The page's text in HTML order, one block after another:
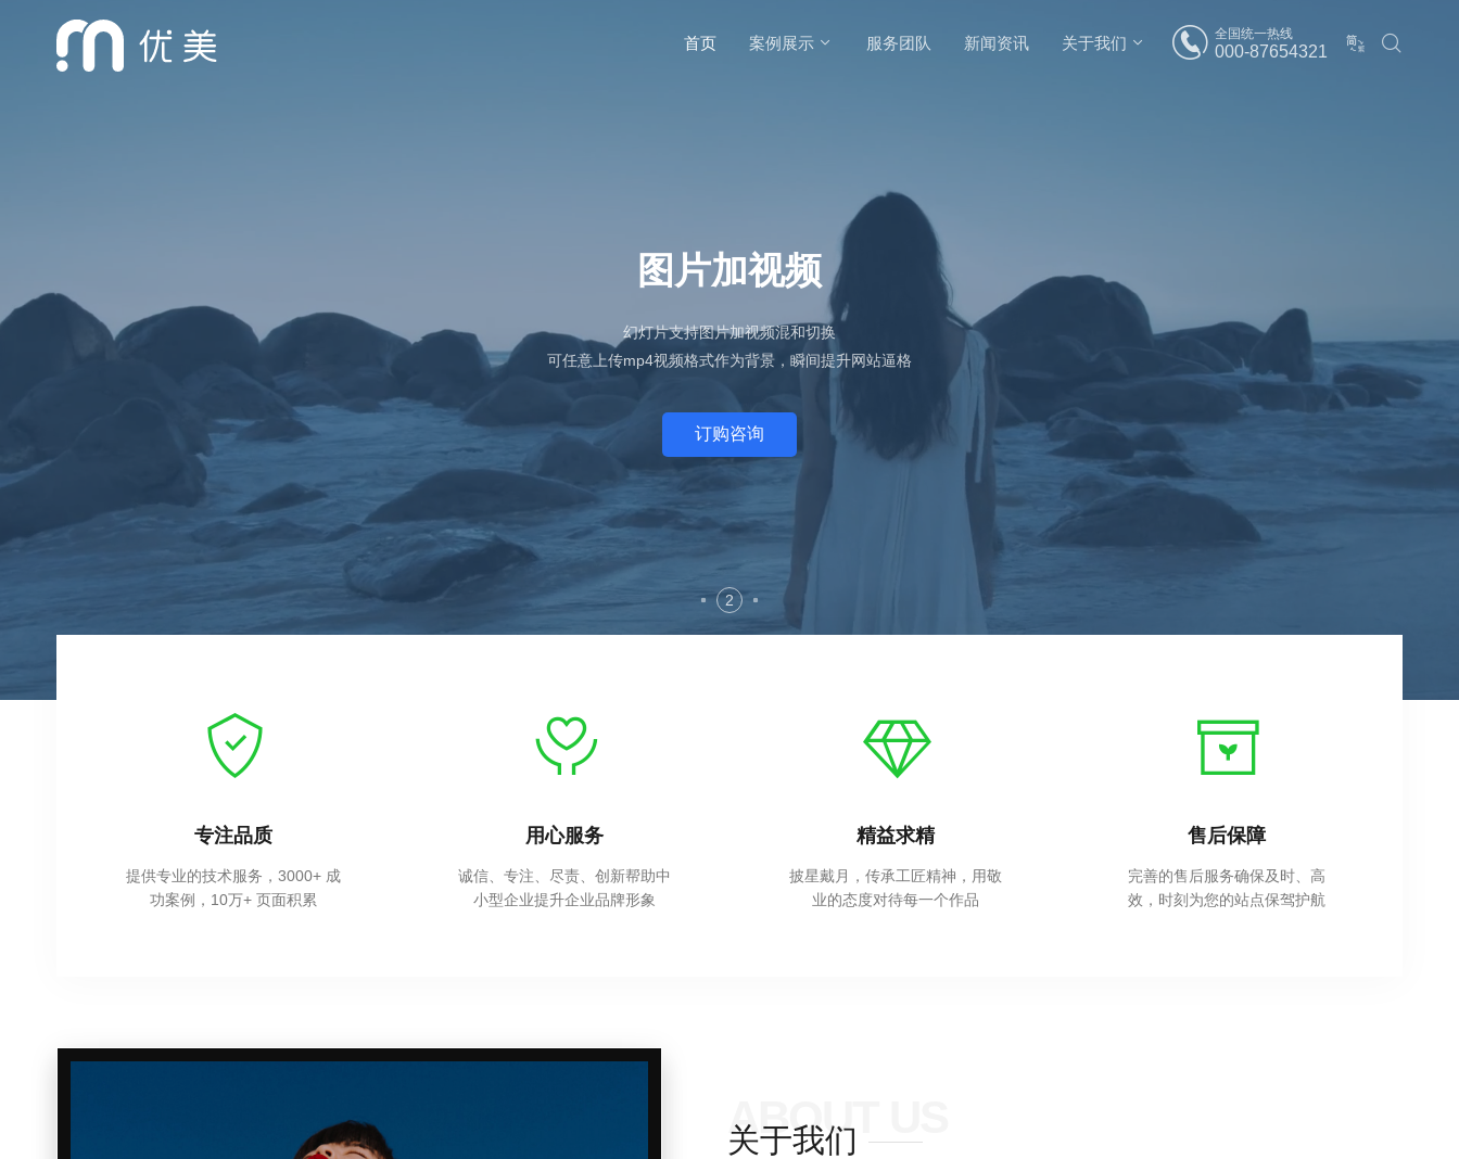
首页 案例展示 服务团队 新闻资讯 关于我们
全国统一热线
000-87654321
图片加视频
幻灯片支持图片加视频混和切换
可任意上传mp4视频格式作为背景，瞬间提升网站逼格
订购咨询
2
用心服务
诚信、专注、尽责、创新帮助中
小型企业提升企业品牌形象
精益求精
披星戴月，传承工匠精神，用敬
业的态度对待每一个作品
售后保障
完善的售后服务确保及时、高
效，时刻为您的站点保驾护航
专注品质
提供专业的技术服务，3000+ 成
功案例，10万+ 页面积累
关于我们
ABOUT US